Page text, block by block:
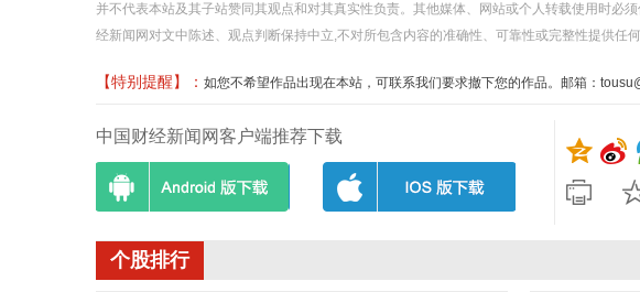
并不代表本站及其子站赞同其观点和对其真实性负责。其他媒体、网站或个人转载使用时必
经新闻网对文中陈述、观点判断保持中立,不对所包含内容的准确性、可靠性或完整性提供任何
【特别提醒】： 如您不希望作品出现在本站，可联系我们要求撤下您的作品。邮箱：
中国财经新闻网客户端推荐下载
个股排行